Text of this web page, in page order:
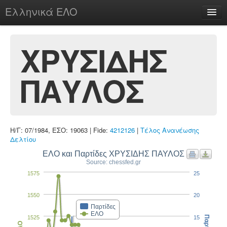
Ελληνικά ΕΛΟ
chesstu.be @ discord
Login
ΧΡΥΣΙΔΗΣ
ΠΑΥΛΟΣ
Η/Γ: 07/1984, ΕΣΟ: 19063 | Fide: 4212126 | Τέλος Ανανέωσης
Δελτίου
ΕΛΟ και Παρτίδες ΧΡΥΣΙΔΗΣ ΠΑΥΛΟΣ
Source: chessfed.gr
Παρτίδες
ΕΛΟ
1525
1550
1575
15
20
25